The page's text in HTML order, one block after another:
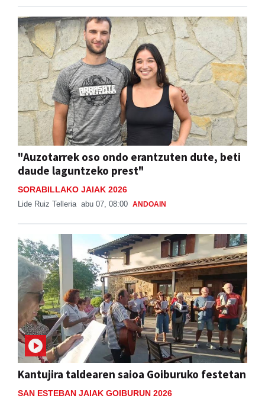
"Auzotarrek oso ondo erantzuten dute, beti
daude laguntzeko prest"
SORABILLAKO JAIAK 2026
Lide Ruiz Telleria abu 07, 08:00 ANDOAIN
Kantujira taldearen saioa Goiburuko festetan
SAN ESTEBAN JAIAK GOIBURUN 2026